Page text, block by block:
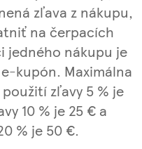
zľava z nákupu,
na čerpacích
jedného nákupu je
kupón. Maximálna
zľavy 5 % je
10 % je 25 € a
% je 50 €.